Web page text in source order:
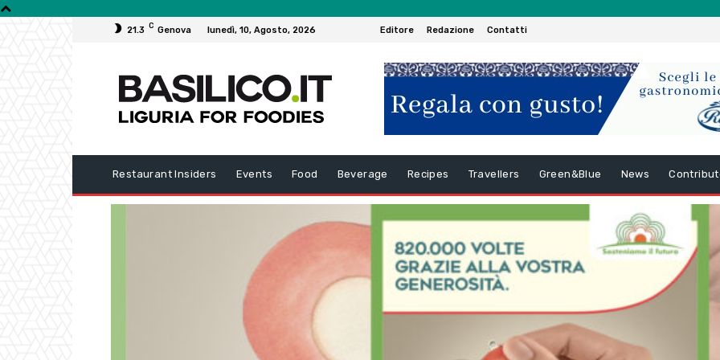
21.3 C Genova lunedì, 10, Agosto, 2026 Editore Redazione Contatti
Restaurant Insiders Events Food Beverage Recipes Travellers Green&Blue News